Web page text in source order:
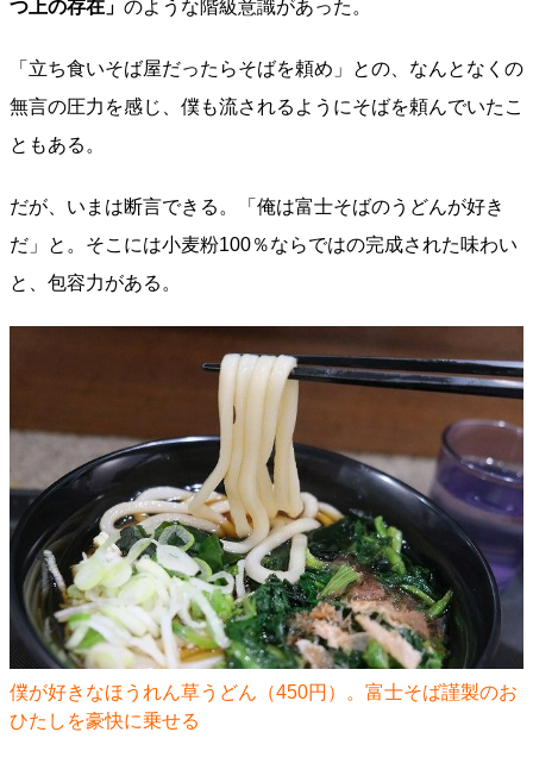
つ上の存在」 のような階級意識があった。
「立ち食いそば屋だったらそばを頼め」との、なんとなくの
無言の圧力を感じ、僕も流されるようにそばを頼んでいたこ
ともある。
だが、いまは断言できる。「俺は富士そばのうどんが好き
だ」と。そこには小麦粉100％ならではの完成された味わい
と、包容力がある。
僕が好きなほうれん草うどん（450円）。富士そば謹製のお
ひたしを豪快に乗せる